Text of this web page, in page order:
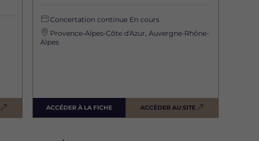
Concertation continue En cours
Provence-Alpes-Côte d'Azur, Auvergne-Rhône-
Alpes
ACCÉDER À LA FICHE ACCÉDER AU SITE